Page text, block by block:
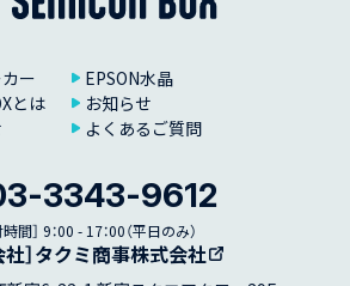
ー
EPSON水晶
とは
お知らせ
よくあるご質問
3343-9612
時間］ 9：00 - 17：00（平日のみ）
社］タクミ商事株式会社